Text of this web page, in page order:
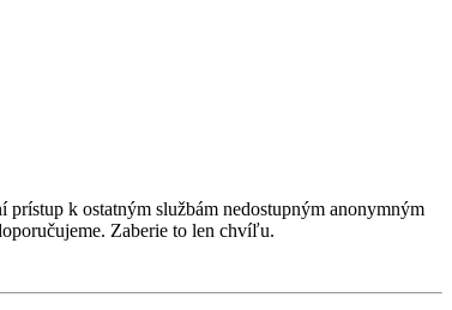
k ostatným službám nedostupným anonymným
Zaberie to len chvíľu.